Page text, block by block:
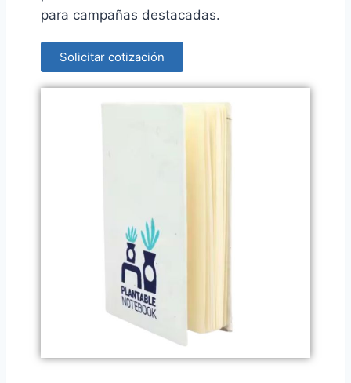
para campañas destacadas.
Solicitar cotización